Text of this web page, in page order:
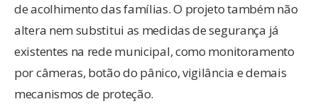
de acolhimento das famílias. O projeto também não
altera nem substitui as medidas de segurança já
existentes na rede municipal, como monitoramento
por câmeras, botão do pânico, vigilância e demais
mecanismos de proteção.